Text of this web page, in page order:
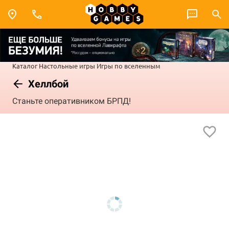
Каталог Настольные игры Игры по вселенным
Хеллбой
Станьте оперативником БРПД!